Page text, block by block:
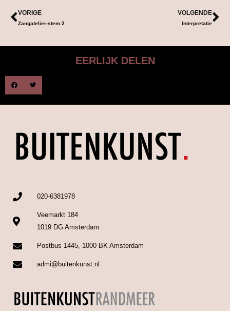
VORIGE
Zangatelier-stem 2
VOLGENDE
Interpretatie
EERLIJK DELEN
020-6381978
Veemarkt 184
1019 DG Amsterdam
Postbus 1445, 1000 BK Amsterdam
admi@buitenkunst.nl